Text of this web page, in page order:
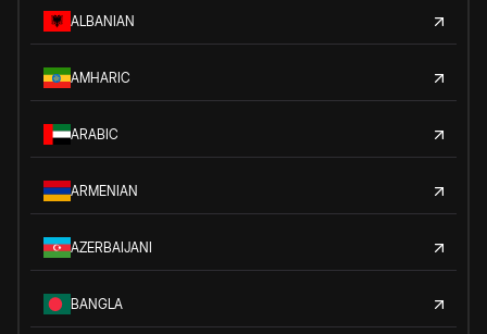
ALBANIAN
AMHARIC
ARABIC
ARMENIAN
AZERBAIJANI
BANGLA